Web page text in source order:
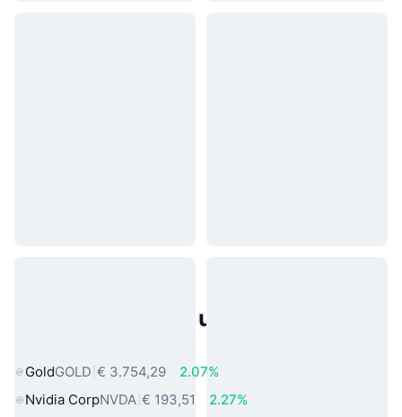
Populaire activa uit de echte
GoldGOLD € 3.754,29
2.07%
Nvidia CorpNVDA € 193,51
2.27%